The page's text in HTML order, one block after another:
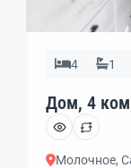
4 1
Дом, 4
код: 450489
Молочное,